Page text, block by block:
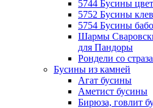
5744 Бусины
5752 Бусины
5754 Бусины
Шармы
для Пандоры
Рондели со
Бусины из камней
Агат бусины
Аметист бусины
Бирюза, говлит